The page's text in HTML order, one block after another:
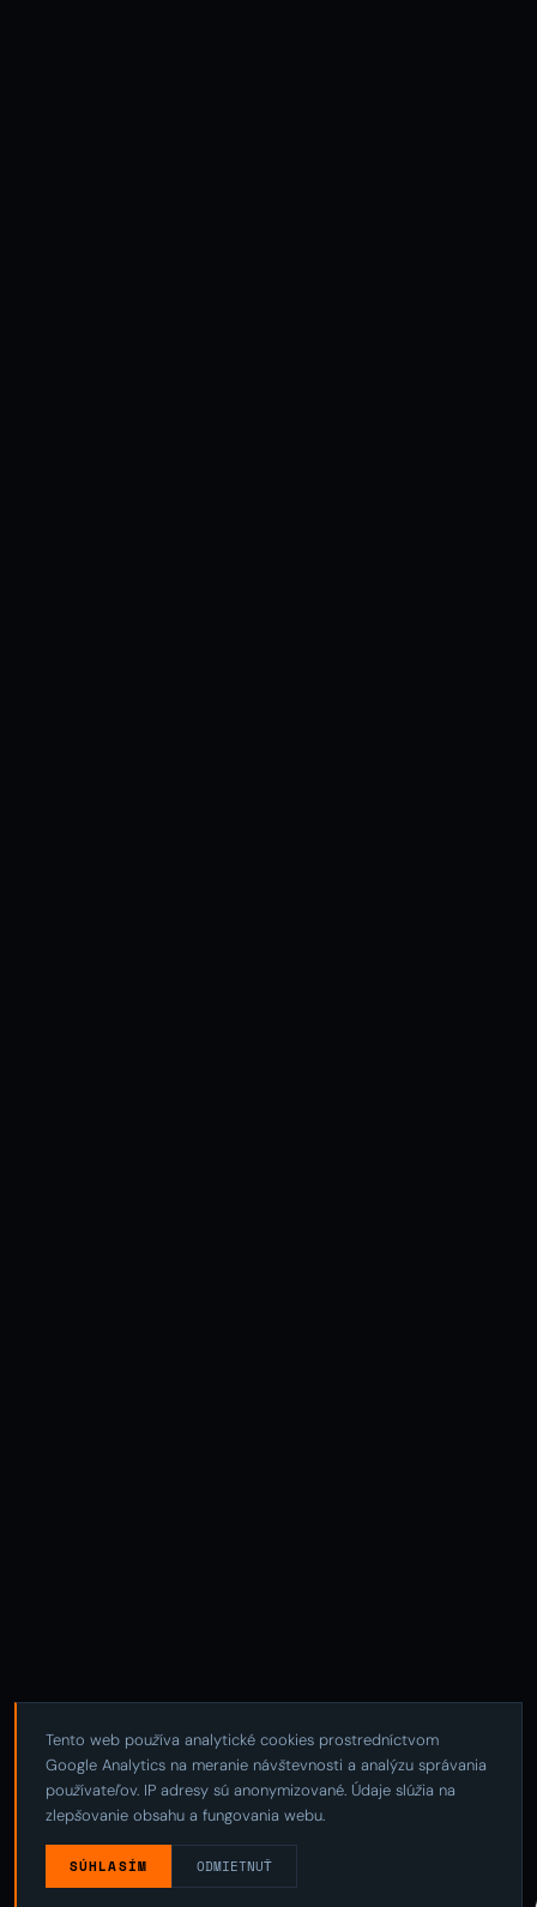
Tento web používa analytické cookies prostredníctvom
Google Analytics na meranie návštevnosti a analýzu správania
používateľov. IP adresy sú anonymizované. Údaje slúžia na
zlepšovanie obsahu a fungovania webu.
SÚHLASÍM ODMIETNUŤ